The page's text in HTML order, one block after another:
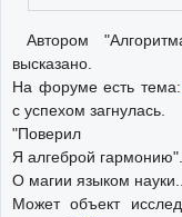
Автором
высказано.
На форуме есть тема:
с успехом загнулась.
"Поверил
Я алгеброй
О магии языком
Может объект